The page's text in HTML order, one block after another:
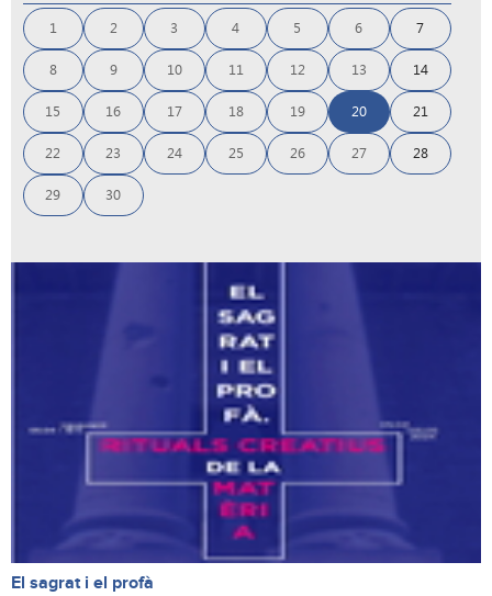
1 2 3 4 5 6 7
8 9 10 11 12 13 14
15 16 17 18 19 20 21
22 23 24 25 26 27 28
29 30
El sagrat i el profà